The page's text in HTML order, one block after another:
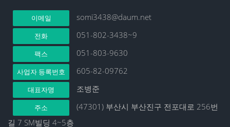
이메일 somi3438@daum.net
전화 051-802-3438~9
팩스 051-803-9630
사업자 등록번호 605-82-09762
대표자명 조병준
주소
(47301) 부산시 부산진구 전포대로 256번
길 7 SM빌딩 4~5층